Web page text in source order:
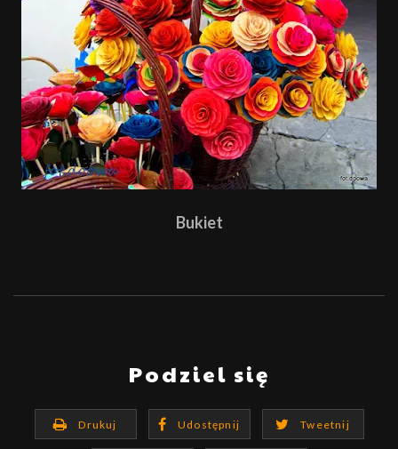
Bukiet
Podziel się
Drukuj Udostępnij Tweetnij